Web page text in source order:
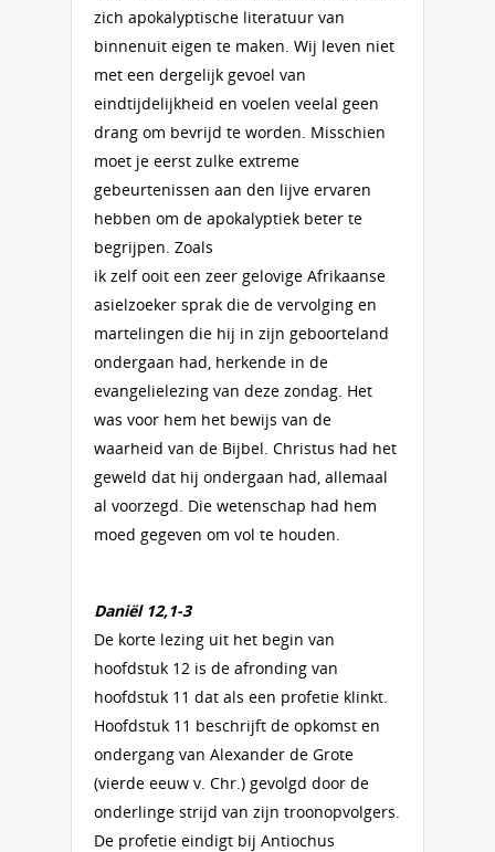
zich apokalyptische literatuur van
binnenuit eigen te maken. Wij leven niet
met een dergelijk gevoel van
eindtijdelijkheid en voelen veelal geen
drang om bevrijd te worden. Misschien
moet je eerst zulke extreme
gebeurtenissen aan den lijve ervaren
hebben om de apokalyptiek beter te
begrijpen. Zoals
ik zelf ooit een zeer gelovige Afrikaanse
asielzoeker sprak die de vervolging en
martelingen die hij in zijn geboorteland
ondergaan had, herkende in de
evangelielezing van deze zondag. Het
was voor hem het bewijs van de
waarheid van de Bijbel. Christus had het
geweld dat hij ondergaan had, allemaal
al voorzegd. Die wetenschap had hem
moed gegeven om vol te houden.
Daniël 12,1-3
De korte lezing uit het begin van
hoofdstuk 12 is de afronding van
hoofdstuk 11 dat als een profetie klinkt.
Hoofdstuk 11 beschrijft de opkomst en
ondergang van Alexander de Grote
(vierde eeuw v. Chr.) gevolgd door de
onderlinge strijd van zijn troonopvolgers.
De profetie eindigt bij Antiochus